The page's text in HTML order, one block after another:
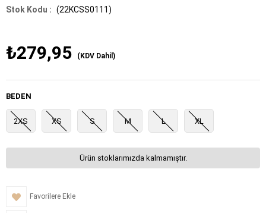
(22KCSS0111)
₺279,95 (KDV Dahil)
BEDEN
2XS XS S M L XL
Ürün stoklarımızda kalmamıştır.
Favorilere Ekle